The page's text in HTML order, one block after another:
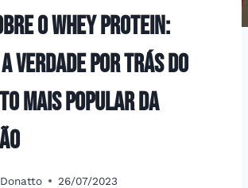
o Whey protein:
Verdade por Trás do
Mais Popular da
26/07/2023